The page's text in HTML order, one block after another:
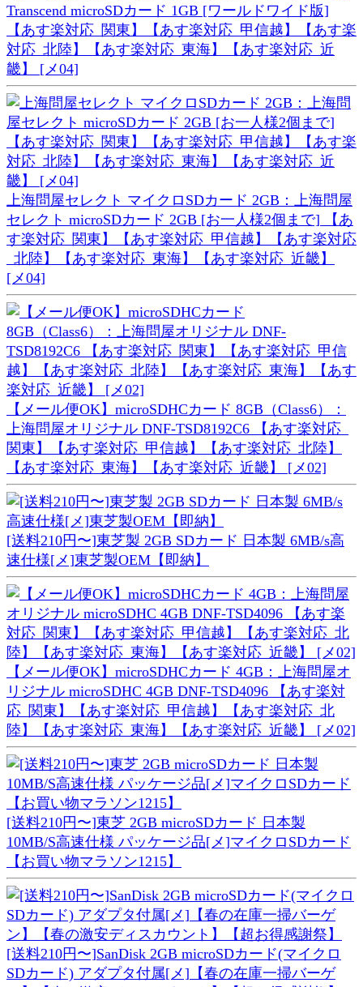
Transcend microSDカード 1GB [ワールドワイド版]
【あす楽対応_関東】【あす楽対応_甲信越】【あす楽
対応_北陸】【あす楽対応_東海】【あす楽対応_近
畿】 [メ04]
上海問屋セレクト マイクロSDカード 2GB：上海問屋
セレクト microSDカード 2GB [お一人様2個まで] 【あ
す楽対応_関東】【あす楽対応_甲信越】【あす楽対応
_北陸】【あす楽対応_東海】【あす楽対応_近畿】
[メ04]
【メール便OK】microSDHCカード 8GB（Class6）：
上海問屋オリジナル DNF-TSD8192C6 【あす楽対応_
関東】【あす楽対応_甲信越】【あす楽対応_北陸】
【あす楽対応_東海】【あす楽対応_近畿】 [メ02]
[送料210円〜]東芝製 2GB SDカード 日本製 6MB/s高
速仕様[メ]東芝製OEM【即納】
【メール便OK】microSDHCカード 4GB：上海問屋オ
リジナル microSDHC 4GB DNF-TSD4096 【あす楽対
応_関東】【あす楽対応_甲信越】【あす楽対応_北
陸】【あす楽対応_東海】【あす楽対応_近畿】 [メ02]
[送料210円〜]東芝 2GB microSDカード 日本製
10MB/S高速仕様 パッケージ品[メ]マイクロSDカード
【お買い物マラソン1215】
[送料210円〜]SanDisk 2GB microSDカード(マイクロ
SDカード) アダプタ付属[メ]【春の在庫一掃バーゲ